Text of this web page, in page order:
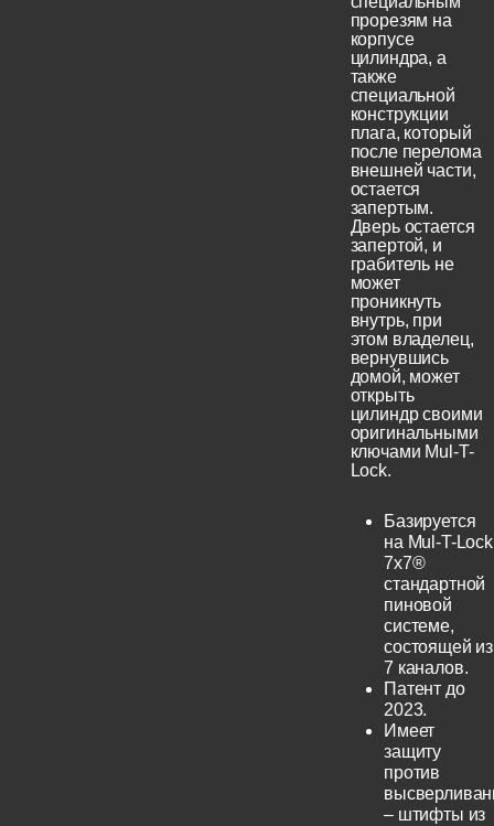
прорезям на
корпусе
цилиндра, а
также
специальной
конструкции
плага, который
после перелома
внешней части,
остается
запертым.
Дверь остается
запертой, и
грабитель не
может
проникнуть
внутрь, при
этом владелец,
вернувшись
домой, может
открыть
цилиндр своими
оригинальными
ключами Mul-T-
Lock.
Базируется
на Mul-T-Lock
7x7®
стандартной
пиновой
системе,
состоящей из
7 каналов.
Патент до
2023.
Имеет
защиту
против
– штифты из